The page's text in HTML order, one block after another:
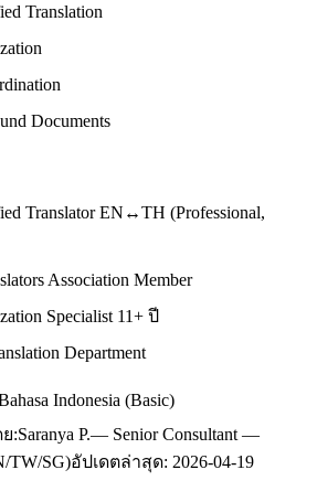
Translation
Documents
Translator EN↔TH (Professional,
Association Member
Specialist 11+ ปี
Department
Indonesia (Basic)
:Saranya P.— Senior Consultant —
TW/SG)อัปเดตล่าสุด: 2026-04-19